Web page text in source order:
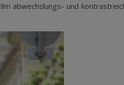
abwechslungs- und